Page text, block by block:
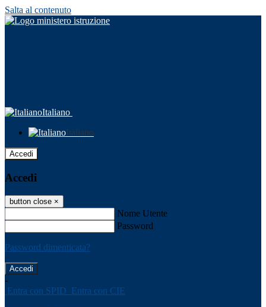
Salta al contenuto
Italiano
Italiano
Accedi
Accedi
button close ×
Nome Utente
Password
Password dimenticata?
-
Entra con SPID Entra con CIE